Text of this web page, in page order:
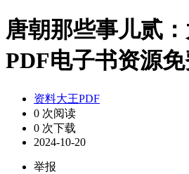
唐朝那些事儿贰
PDF电子书资源
资料大王PDF
0 次阅读
0 次下载
2024-10-20
举报